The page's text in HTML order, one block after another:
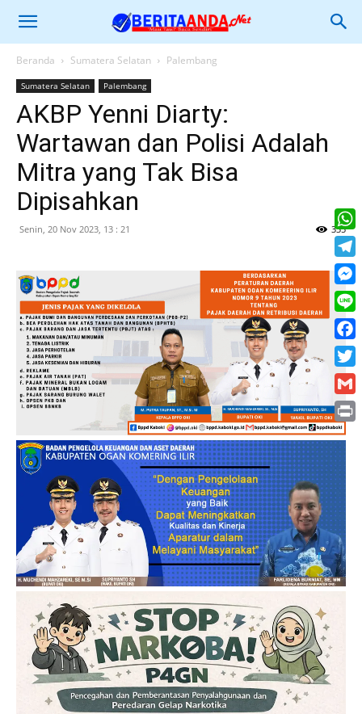
Beranda Sumatera Selatan Palembang
Sumatera Selatan Palembang
AKBP Yenni Diarty:
Wartawan dan Polisi Adalah
Mitra yang Tak Bisa
Dipisahkan
Senin, 20 Nov 2023, 13 : 21 335
Line
Print